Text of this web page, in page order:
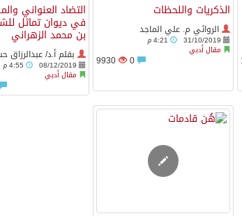
التضاد العنواني
في ديوان تماثل
بن محمد الزهراني
بقلم أ.د/ عبدالرزاق
08/12/2019 4:55 م
مقال أدبي
الذكريات واللحظات
الروائي م. علي الماجد
31/10/2019 4:21 م
مقال أدبي
0
9930